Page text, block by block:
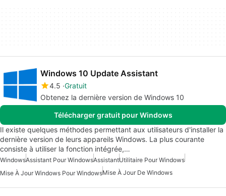
Windows 10 Update Assistant
4.5 Gratuit
Obtenez la dernière version de Windows 10
Télécharger gratuit pour Windows
Il existe quelques méthodes permettant aux utilisateurs d'installer la
dernière version de leurs appareils Windows. La plus courante
consiste à utiliser la fonction intégrée,…
WindowsAssistant Pour WindowsAssistantUtilitaire Pour Windows
Mise À Jour Windows Pour WindowsMise À Jour De Windows